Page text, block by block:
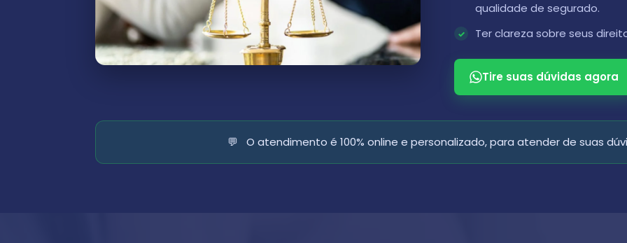
qualidade de segurado.
Ter clareza sobre seus
Tire suas dúvidas agora
💬 O atendimento é 100% online e personalizado, para atender de suas